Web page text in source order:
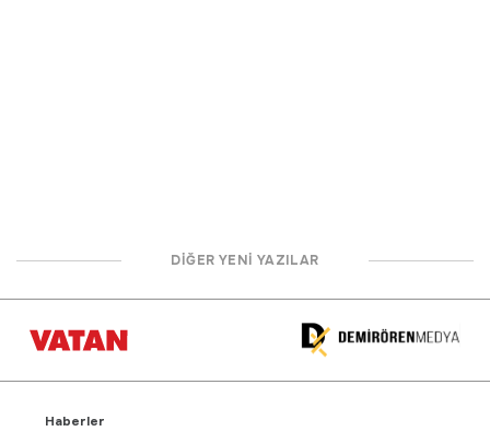
DİĞER YENİ YAZILAR
Haberler